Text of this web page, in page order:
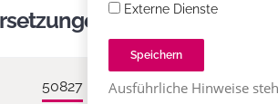
Niederländisch/
50827 Koeln, Deutschland
Externe Dienste
Speichern
Ausführliche Hinweise